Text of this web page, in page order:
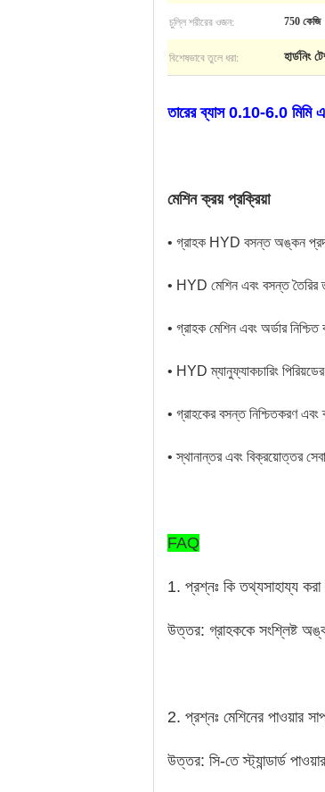
চুল্লি শরীরের ওজন: 750 কেজি
বিশেষভাবে তুলে ধরা: হার্ডনিং
তারের ব্যাস 0.10-6.0 মিমি
মেশিন ক্রয় প্রক্রিয়া
• গ্রাহক HYD বসন্ত অঙ্কন
• HYD মেশিন এবং বসন্ত
• গ্রাহক মেশিন এবং অর্ডার
• HYD ম্যানুফ্যাকচারিং
• গ্রাহকের বসন্ত নিশ্চিতকরণ এবং
• স্থানান্তর এবং বিক্রয়োত্তর
FAQ
1. প্রশ্নঃ কি তথ্যসাহায্য করা
উত্তর: গ্রাহককে সংশ্লিষ্ট
2. প্রশ্নঃ মেশিনের পাওয়ার
উত্তর: সি-তে স্ট্যান্ডার্ড